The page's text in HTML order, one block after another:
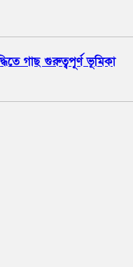
গাছ গুরুত্বপূর্ণ ভূমিকা